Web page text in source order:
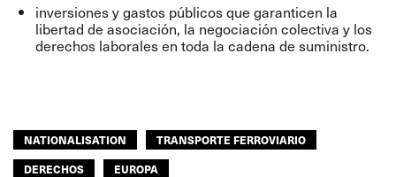
inversiones y gastos públicos que garanticen la
libertad de asociación, la negociación colectiva y los
derechos laborales en toda la cadena de suministro.
NATIONALISATION
TRANSPORTE FERROVIARIO
DERECHOS
EUROPA